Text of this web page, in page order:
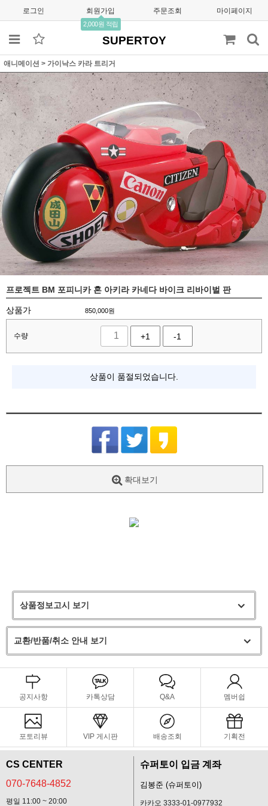
로그인 회원가입
2,000원 적립
주문조회 마이페이지
SUPERTOY
애니메이션 > 가이낙스 카라 트리거
프로젝트 BM 포피니카 혼 아키라 카네다 바이크 리바이벌 판
상품가 850,000원
수량 +1 -1
상품이 품절되었습니다.
확대보기
상품정보고시 보기
교환/반품/취소 안내 보기
공지사항 카톡상담 Q&A 멤버쉽
포토리뷰 VIP 게시판 배송조회 기획전
CS CENTER
070-7648-4852
평일 11:00 ~ 20:00
슈퍼토이 입금 계좌
김봉준 (슈퍼토이)
카카오 3333-01-0977932